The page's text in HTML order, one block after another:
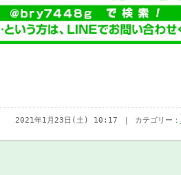
2021年1月23日(土) 10:17 ｜ カテゴリー：